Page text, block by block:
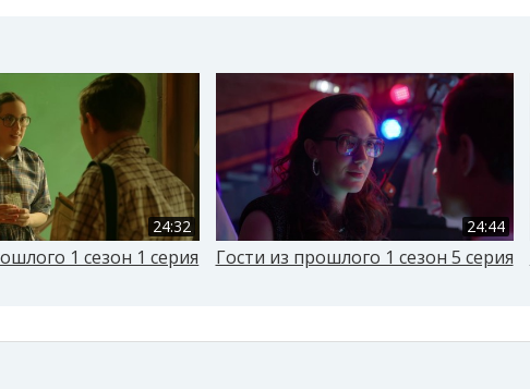
24:32
1 сезон 1 серия
24:44
Гости из прошлого 1 сезон 5 серия